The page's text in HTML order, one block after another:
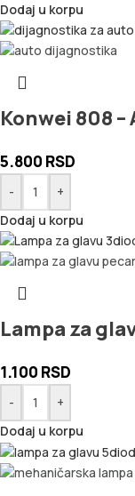
Dodaj u korpu
Konwei 808
5.800 RSD
-
+
Dodaj u korpu
Lampa za
1.100 RSD
-
+
Dodaj u korpu